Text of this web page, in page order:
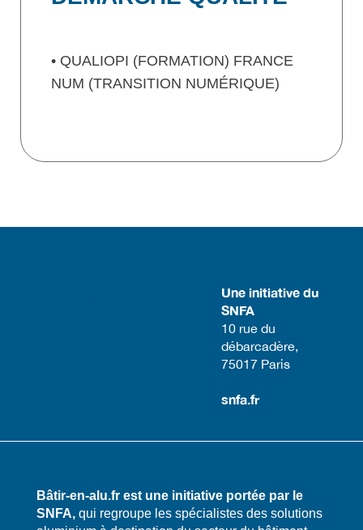
• QUALIOPI (FORMATION) FRANCE
NUM (TRANSITION NUMÉRIQUE)
Une initiative du
SNFA
​10 rue du
débarcadère,
75017 Paris​
snfa.fr
Bâtir-en-alu.fr est une initiative portée par le
SNFA,qui regroupe les spécialistes des solutions